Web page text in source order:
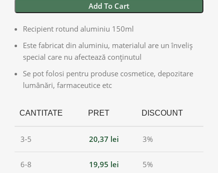
Add To Cart
Recipient rotund aluminiu 150ml
Este fabricat din aluminiu, materialul are un înveliș
special care nu afectează conținutul
Se pot folosi pentru produse cosmetice, depozitare
lumânări, farmaceutice etc
CANTITATE PRET DISCOUNT
3-5 20,37 lei 3%
6-8 19,95 lei 5%